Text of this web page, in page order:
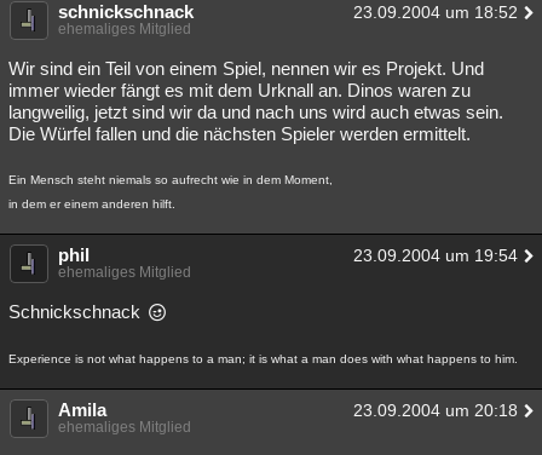
Menschen Wissenschaft Mystery Kriminalfälle
Spiritualität Verschwörungen Technologie Ufologie
Natur Umfragen Unterhaltung
Philosophie Träume Orte Esoterik
Astronomie Helpdesk Gruppen Gaming Filme
Musik Clash Verbesserungen
Übersichten
Besucht Teilgenommen Alle Neue Geschlossen
Lesenswert
schnickschnack 23.09.2004 um 18:52
ehemaliges Mitglied
Wir sind ein Teil von einem Spiel, nennen wir es Projekt. Und
immer wieder fängt es mit dem Urknall an. Dinos waren zu
langweilig, jetzt sind wir da und nach uns wird auch etwas sein.
Die Würfel fallen und die nächsten Spieler werden ermittelt.
Ein Mensch steht niemals so aufrecht wie in dem Moment,
in dem er einem anderen hilft.
phil 23.09.2004 um 19:54
ehemaliges Mitglied
Schnickschnack
Experience is not what happens to a man; it is what a man does with what happens to him.
Amila 23.09.2004 um 20:18
ehemaliges Mitglied